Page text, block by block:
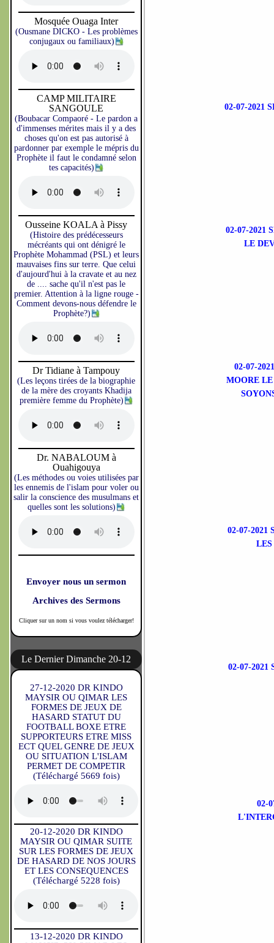
Mosquée Ouaga Inter
(Ousmane DICKO - Les problèmes
conjugaux ou familiaux)
CAMP MILITAIRE
SANGOULE
(Boubacar Compaoré - Le pardon a
d'immenses mérites mais il y a des
choses qu'on est pas autorisé à
pardonner par exemple le mépris du
Prophète il faut le condamné selon
tes capacités)
Ousseine KOALA à Pissy
(Histoire des prédécesseurs
mécréants qui ont dénigré le
Prophète Mohammad (PSL) et leurs
mauvaises fins sur terre. Que celui
d'aujourd'hui à la cravate et au nez
de .... sache qu'il n'est pas le
premier. Attention à la ligne rouge -
Comment devons-nous défendre le
Prophète?)
Dr Tidiane à Tampouy
(Les leçons tirées de la biographie
de la mère des croyants Khadija
première femme du Prophète)
Dr. NABALOUM à
Ouahigouya
(Les méthodes ou voies utilisées par
les ennemis de l'islam pour voler ou
salir la conscience des musulmans et
quelles sont les solutions)
Envoyer nous un sermon
Archives des Sermons
Cliquer sur un nom si vous voulez télécharger!
Le Dernier Dimanche 20-12
27-12-2020 DR KINDO
MAYSIR OU QIMAR LES
FORMES DE JEUX DE
HASARD STATUT DU
FOOTBALL BOXE ETRE
SUPPORTEURS ETRE MISS
ECT QUEL GENRE DE JEUX
OU SITUATION L'ISLAM
PERMET DE COMPETIR
(Téléchargé 5669 fois)
20-12-2020 DR KINDO
MAYSIR OU QIMAR SUITE
SUR LES FORMES DE JEUX
DE HASARD DE NOS JOURS
ET LES CONSEQUENCES
(Téléchargé 5228 fois)
13-12-2020 DR KINDO
02-07-2021
02-07-2021
LE
02-07-
MOORE
02-07-2021
LES
02-07-2021
02-